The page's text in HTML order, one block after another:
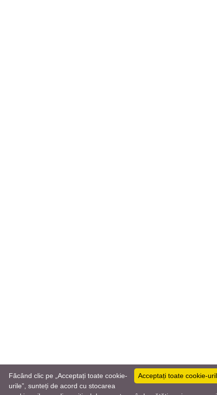
Acceptați toate cookie-
Făcând clic pe „Acceptați toate cookie-
urile”, sunteți de acord cu stocarea